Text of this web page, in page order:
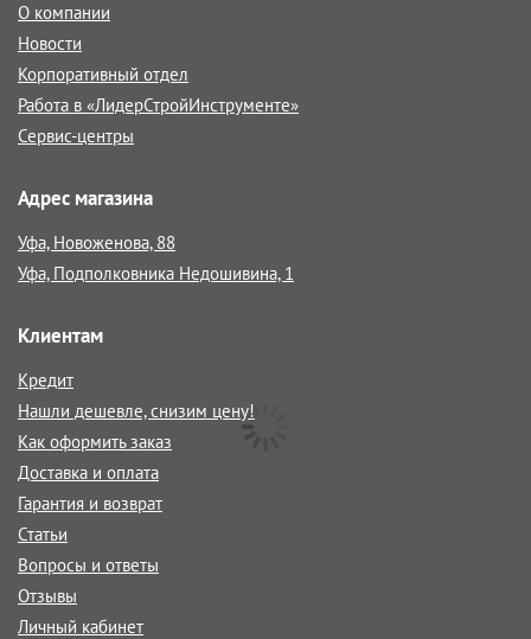
О компании
Новости
Корпоративный отдел
Работа в «ЛидерСтройИнструменте»
Сервис-центры
Адрес магазина
Уфа, Новоженова, 88
Уфа, Подполковника Недошивина, 1
Клиентам
Кредит
Нашли дешевле, снизим цену!
Как оформить заказ
Доставка и оплата
Гарантия и возврат
Статьи
Вопросы и ответы
Отзывы
Личный кабинет